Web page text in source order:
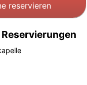
reservieren